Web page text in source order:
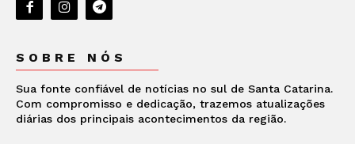
SOBRE NÓS
Sua fonte confiável de notícias no sul de Santa Catarina.
Com compromisso e dedicação, trazemos atualizações
diárias dos principais acontecimentos da região.